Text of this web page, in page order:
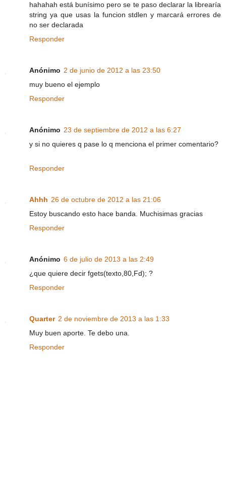
hahahah está bunísimo pero se te paso declarar la librearía
string ya que usas la funcion stdlen y marcará errores de
no ser declarada
Responder
Anónimo 2 de junio de 2012 a las 23:50
muy bueno el ejemplo
Responder
Anónimo 23 de septiembre de 2012 a las 6:27
y si no quieres q pase lo q menciona el primer comentario?
Responder
Ahhh 26 de octubre de 2012 a las 21:06
Estoy buscando esto hace banda. Muchisimas gracias
Responder
Anónimo 6 de julio de 2013 a las 2:49
¿que quiere decir fgets(texto,80,Fd); ?
Responder
Quarter 2 de noviembre de 2013 a las 1:33
Muy buen aporte. Te debo una.
Responder